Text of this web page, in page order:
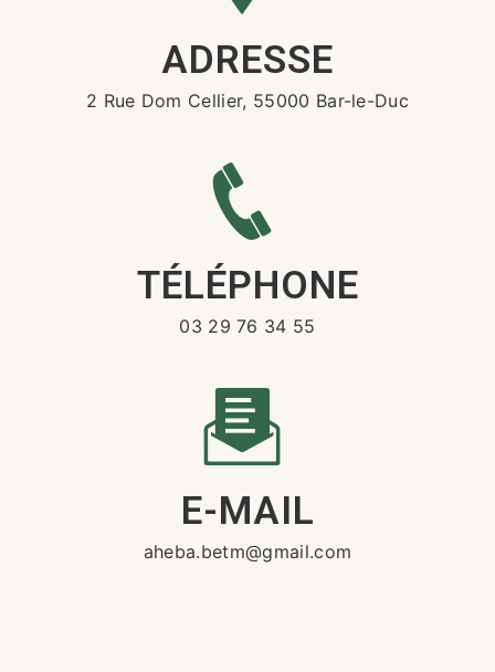
ADRESSE
2 Rue Dom Cellier, 55000 Bar-le-Duc
TÉLÉPHONE
03 29 76 34 55
E-MAIL
aheba.betm@gmail.com